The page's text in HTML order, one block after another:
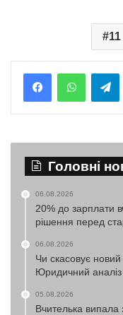
Головні
06.08.2026
20% до зарплати
рішення перед
06.08.2026
Чи скасовує
Юридичний
05.08.2026
Вчителька випала